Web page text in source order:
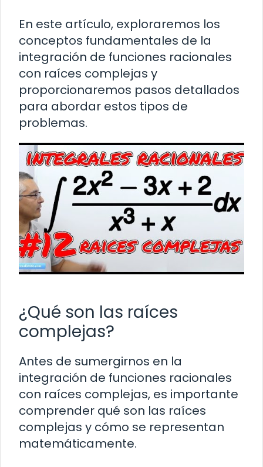
En este artículo, exploraremos los
conceptos fundamentales de la
integración de funciones racionales
con raíces complejas y
proporcionaremos pasos detallados
para abordar estos tipos de
problemas.
¿Qué son las raíces
complejas?
Antes de sumergirnos en la
integración de funciones racionales
con raíces complejas, es importante
comprender qué son las raíces
complejas y cómo se representan
matemáticamente.